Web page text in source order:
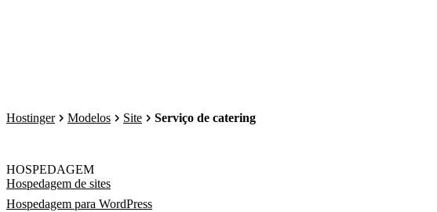
Hostinger Modelos Site Serviço de catering
HOSPEDAGEM
Hospedagem de sites
Hospedagem para WordPress